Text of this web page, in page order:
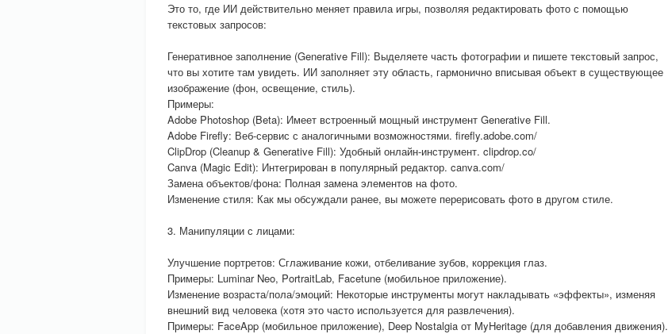
Это то, где ИИ действительно меняет правила игры, позволяя редактировать фото с помощью
текстовых запросов:
Генеративное заполнение (Generative Fill): Выделяете часть фотографии и пишете текстовый запрос,
что вы хотите там увидеть. ИИ заполняет эту область, гармонично вписывая объект в существующее
изображение (фон, освещение, стиль).
Примеры:
Adobe Photoshop (Beta): Имеет встроенный мощный инструмент Generative Fill.
Adobe Firefly: Веб-сервис с аналогичными возможностями. firefly.adobe.com/
ClipDrop (Cleanup & Generative Fill): Удобный онлайн-инструмент. clipdrop.co/
Canva (Magic Edit): Интегрирован в популярный редактор. canva.com/
Замена объектов/фона: Полная замена элементов на фото.
Изменение стиля: Как мы обсуждали ранее, вы можете перерисовать фото в другом стиле.
3. Манипуляции с лицами:
Улучшение портретов: Сглаживание кожи, отбеливание зубов, коррекция глаз.
Примеры: Luminar Neo, PortraitLab, Facetune (мобильное приложение).
Изменение возраста/пола/эмоций: Некоторые инструменты могут накладывать «эффекты», изменяя
внешний вид человека (хотя это часто используется для развлечения).
Примеры: FaceApp (мобильное приложение), Deep Nostalgia от MyHeritage (для добавления движения).